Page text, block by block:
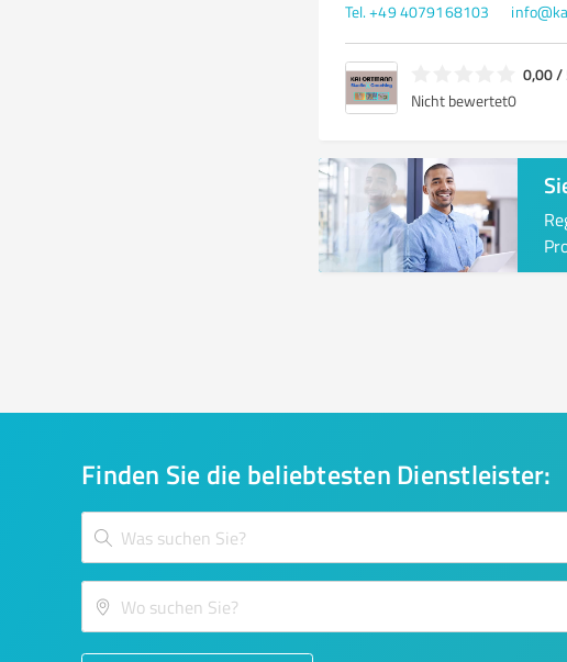
Tel. +49 4079168103
0,00 /
Nicht bewertet0
Finden Sie die beliebtesten Dienstleister: